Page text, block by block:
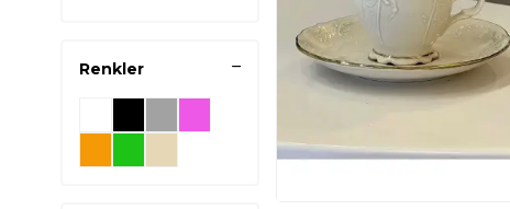
Kahve Takımı &
(63)
Cezve(49)
Renkler